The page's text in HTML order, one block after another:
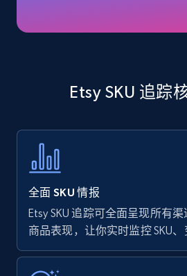
35.3K+ 5.7K+
Amazon products - find
price, Currency, Availability,
more.
35.3K+
Amazon Reviews
Etsy SKU 追踪
全面 SKU 情报
Etsy SKU 追踪可全面呈现所有
商品表现，让你实时监控 SKU、